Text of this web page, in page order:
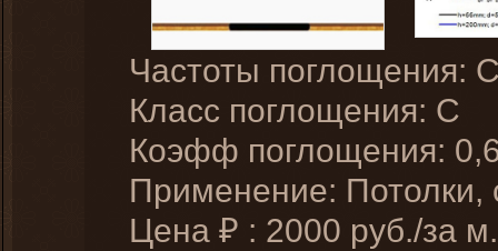
Частоты поглощения:
Класс поглощения: C
Коэфф поглощения:
Применение: Потолки,
Цена ₽ : 2000 руб./за